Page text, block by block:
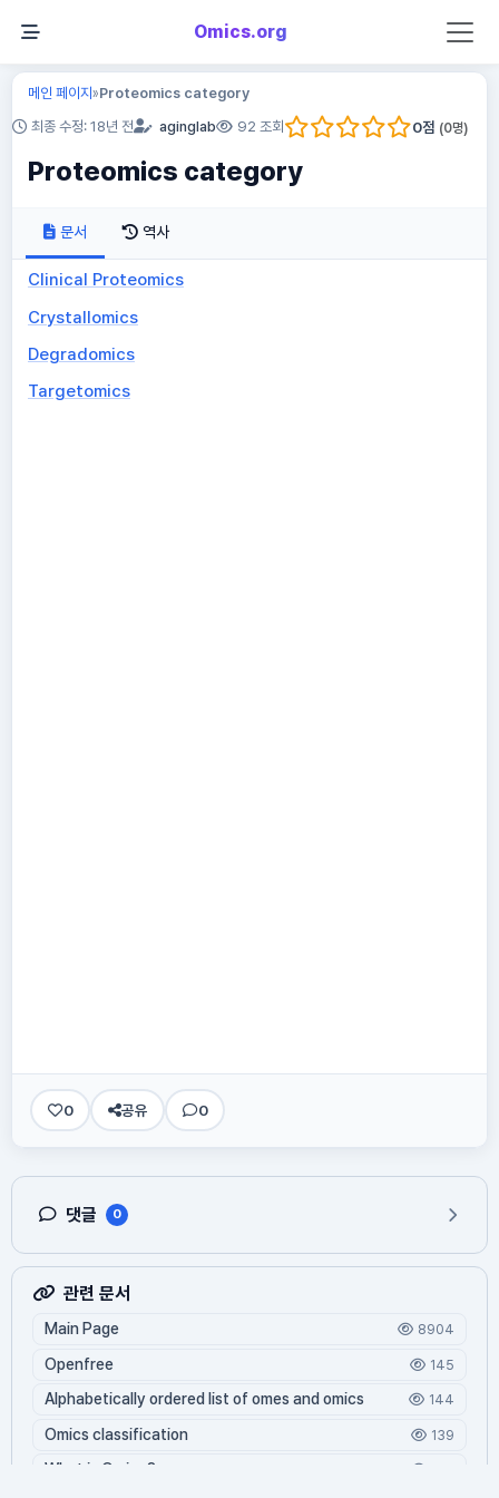
Omics.org
메인 페이지»Proteomics category
최종 수정: 18년 전 aginglab 92 조회 0점 (0명)
Proteomics category
문서 역사
Clinical Proteomics
Crystallomics
Degradomics
Targetomics
0 공유 0
댓글 0
관련 문서
Main Page 8904
Openfree 145
Alphabetically ordered list of omes and omics 144
Omics classification 139
What is Oming?